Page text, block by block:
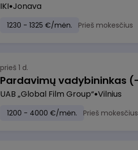
IKI Jonava
1230 - 1325 €/mėn. Prieš mokesčius
prieš 1 d.
UAB „Global Film Group“ Vilnius
1200 - 4000 €/mėn. Prieš mokesčius